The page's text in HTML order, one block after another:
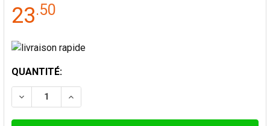
23.50
STOCK
ACTUEL:
QUANTITÉ:
DIMINUER LA QUANTITÉ DE PLAQUE DISTANCE
AUGMENTER LA QUANTITÉ DE PLAQUE